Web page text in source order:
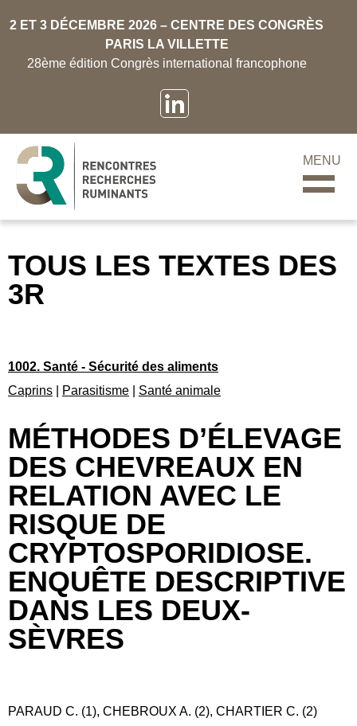
2 ET 3 DÉCEMBRE 2026 – CENTRE DES CONGRÈS
PARIS LA VILLETTE
28ème édition Congrès international francophone
MENU
TOUS LES TEXTES DES
3R
1002. Santé - Sécurité des aliments
Caprins
Parasitisme Santé animale
MÉTHODES D’ÉLEVAGE
DES CHEVREAUX EN
RELATION AVEC LE
RISQUE DE
CRYPTOSPORIDIOSE.
ENQUÊTE DESCRIPTIVE
DANS LES DEUX-
SÈVRES
PARAUD C. (1), CHEBROUX A. (2), CHARTIER C. (2)